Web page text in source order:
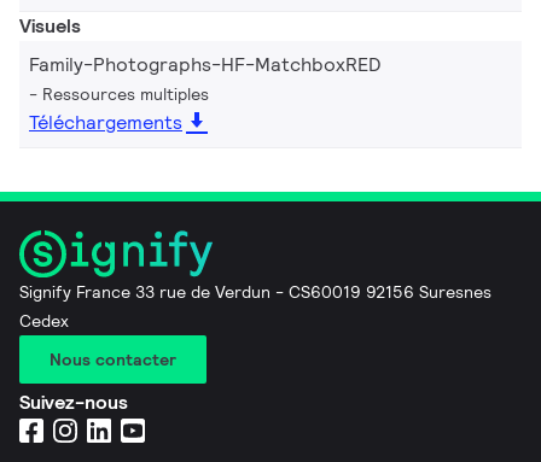
Visuels
Family-Photographs-HF-MatchboxRED
Ressources multiples
Téléchargements
Signify France 33 rue de Verdun - CS60019 92156 Suresnes
Cedex
Nous contacter
Suivez-nous